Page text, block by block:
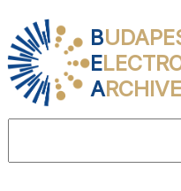
B
E
ARCHIVE